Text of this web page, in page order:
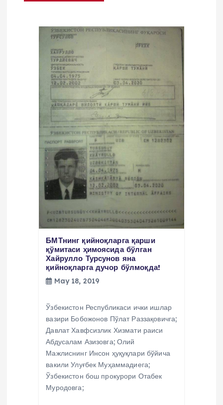
БМТнинг қийноқларга қарши
қўмитаси ҳимоясида бўлган
Хайрулло Турсунов яна
қийноқларга дучор бўлмоқда!
May 18, 2019
Ўзбекистон Республикаси ички ишлар
вазири Бобожонов Пўлат Раззақовичга;
Давлат Хавфсизлик Хизмати раиси
Абдусалам Азизовга; Олий
Мажлиснинг Инсон ҳуқуқлари бўйича
вакили Улуғбек Муҳаммадиега;
Ўзбекистон бош прокурори Отабек
Муродовга;